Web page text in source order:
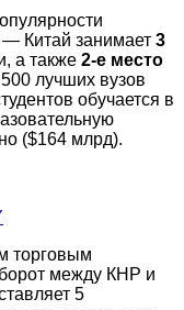
Китай занимает 3
а также 2-е место
лучших вузов
обучается в
($164 млрд).
торговым
между КНР и
5